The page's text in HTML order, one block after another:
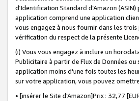
d'Identification Standard d'Amazon
application comprend une application
vous engagez à nous fournir dans les
vérification du respect de la présente
(i) Vous vous engagez à inclure un
Publicitaire à partir de Flux de Données
application moins d'une fois toutes les
sur votre application, vous pouvez
• [insérer le Site d'Amazon]Prix : 32,77